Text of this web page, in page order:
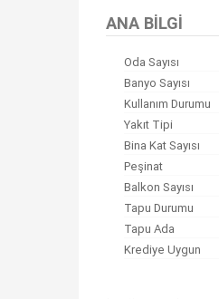
ANA BILGI
Oda Sayısı
Banyo Sayısı
Kullanım Durumu
Yakıt Tipi
Bina Kat Sayısı
Peşinat
Balkon Sayısı
Tapu Durumu
Tapu Ada
Krediye Uygun